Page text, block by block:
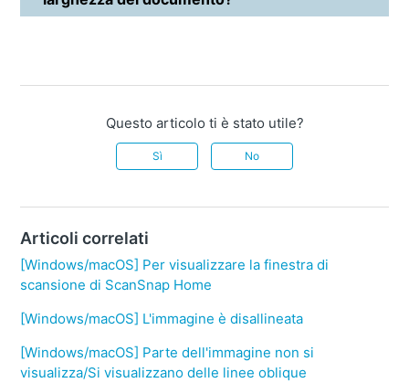
Questo articolo ti è stato utile?
Sì No
Articoli correlati
[Windows/macOS] Per visualizzare la finestra di
scansione di ScanSnap Home
[Windows/macOS] L'immagine è disallineata
[Windows/macOS] Parte dell'immagine non si
visualizza/Si visualizzano delle linee oblique